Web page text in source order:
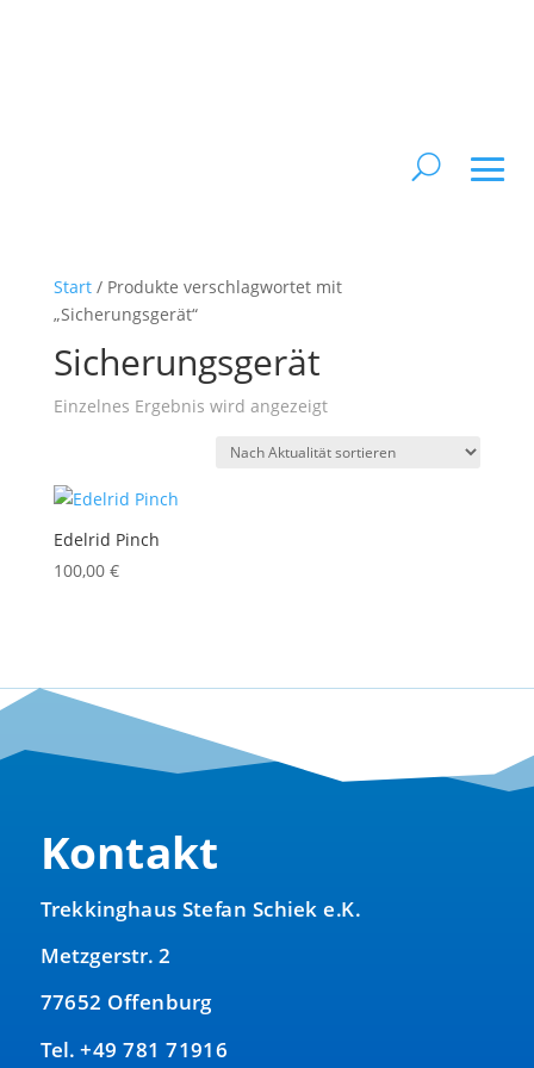
Start/ Produkte verschlagwortet mit
„Sicherungsgerät“
Sicherungsgerät
Einzelnes Ergebnis wird angezeigt
Edelrid Pinch
100,00 €
Kontakt
Trekkinghaus Stefan Schiek e.K.
Metzgerstr. 2
77652 Offenburg
Tel. +49 781 71916